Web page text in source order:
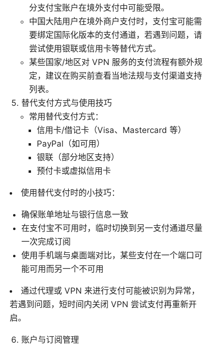
分支付宝账户在境外支付中可能受限。
中国大陆用户在境外商户支付时，支付宝可能需
要绑定国际化版本的支付通道，若遇到问题，请
尝试使用银联或信用卡等替代方式。
某些国家/地区对 VPN 服务的支付流程有额外规
定，建议在购买前查看当地法规与支付渠道支持
列表。
替代支付方式与使用技巧
常用替代支付方式：
信用卡/借记卡（Visa、Mastercard 等）
PayPal（如可用）
银联（部分地区支持）
预付卡或虚拟信用卡
使用替代支付时的小技巧：
确保账单地址与银行信息一致
在支付宝不可用时，临时切换到另一支付通道尽量
一次完成订阅
使用手机端与桌面端对比，某些支付在一个端口可
能可用而另一个不可用
通过代理或 VPN 来进行支付可能被识别为异常，
若遇到问题，短时间内关闭 VPN 尝试支付再重新开
启。
账户与订阅管理